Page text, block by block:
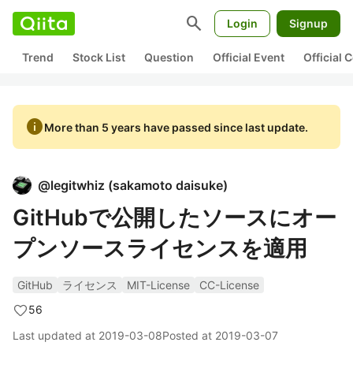
search Login Signup
Trend Stock List Question Official Event Official
infoMore than 5 years have passed since last update.
@legitwhiz (sakamoto daisuke)
GitHubで公開したソースにオー
プンソースライセンスを適用
GitHub ライセンス MIT-License
CC-License
56
Last updated at 2019-03-08Posted at 2019-03-07